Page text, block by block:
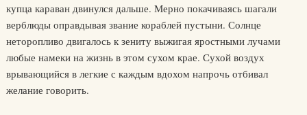
купца караван двинулся дальше. Мерно покачиваясь шагали
верблюды оправдывая звание кораблей пустыни. Солнце
неторопливо двигалось к зениту выжигая яростными лучами
любые намеки на жизнь в этом сухом крае. Сухой воздух
врывающийся в легкие с каждым вдохом напрочь отбивал
желание говорить.